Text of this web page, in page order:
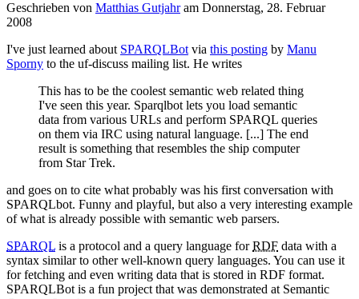
Geschrieben von Matthias Gutjahram Donnerstag, 28. Februar
2008
I've just learned about SPARQLBot via this posting by Manu
Sporny to the uf-discuss mailing list. He writes
This has to be the coolest semantic web related thing
I've seen this year. Sparqlbot lets you load semantic
data from various URLs and perform SPARQL queries
on them via IRC using natural language. [...] The end
result is something that resembles the ship computer
from Star Trek.
and goes on to cite what probably was his first conversation with
SPARQLbot. Funny and playful, but also a very interesting example
of what is already possible with semantic web parsers.
SPARQL is a protocol and a query language forRDF data with a
syntax similar to other well-known query languages. You can use it
for fetching and even writing data that is stored in RDF format.
SPARQLBot is a fun project that was demonstrated at Semantic